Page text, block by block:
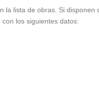
lista de obras. Si
los siguientes datos: